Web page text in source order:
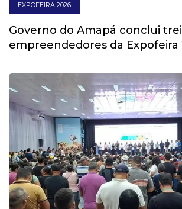
EXPOFEIRA 2026
Governo do Amapá conclui
empreendedores da Expofeira